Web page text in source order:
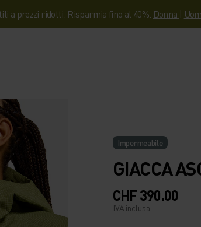
a prezzi ridotti. Risparmia fino al 40%. Donna |
Impermeabile
GIACCA
CHF 390.00
IVA inclusa